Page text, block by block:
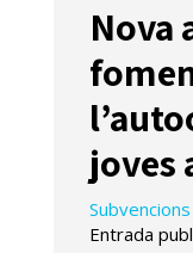
Nova
joves
Subvencions
Entrada